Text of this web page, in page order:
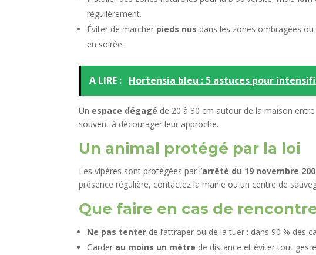
régulièrement.
Éviter de marcher pieds nus dans les zones ombragées
en soirée.
A LIRE : Hortensia bleu : 5 astuces pour
Un espace dégagé de 20 à 30 cm autour de la maison
souvent à décourager leur approche.
Un animal protégé par la loi
Les vipères sont protégées par l’arrêté du 19 novembre
présence régulière, contactez la mairie ou un centre de
Que faire en cas de
Ne pas tenter de l’attraper ou de la tuer : dans 90 % des
Garder au moins un mètre de distance et éviter tout